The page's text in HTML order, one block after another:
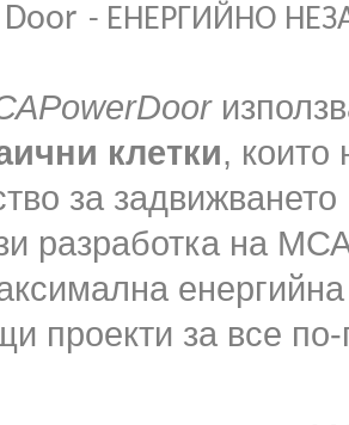
- ЕНЕРГИЙНО
клетки, които
за
разработка на
проекти за все